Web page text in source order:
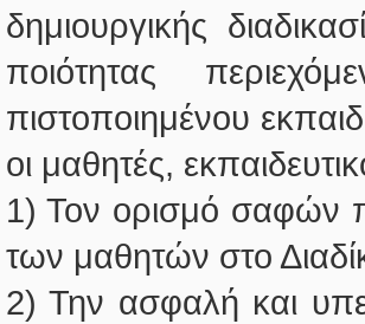
δημιουργικής
ποιότητας
πιστοποιημένου
οι μαθητές,
1) Τον ορισμό σαφών
των μαθητών στο
2) Την ασφαλή και